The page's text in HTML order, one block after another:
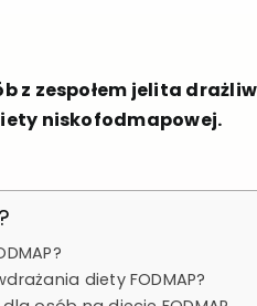
z zespołem jelita
niskofodmapowej.
diety FODMAP?